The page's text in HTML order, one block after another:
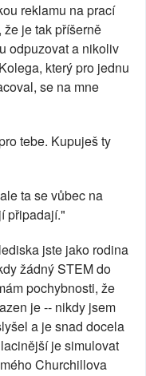
reklamu na prací
je tak příšerně
odpuzovat a nikoliv
který pro jednu
se na mne
tebe. Kupuješ ty
ta se vůbec na
připadají."
jste jako rodina
žádný STEM do
pochybnosti, že
je -- nikdy jsem
a je snad docela
je simulovat
Churchillova